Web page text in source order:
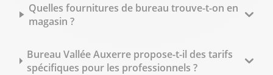
Quelles fournitures de bureau trouve-t-on en
magasin ?
Bureau Vallée Auxerre propose-t-il des tarifs
spécifiques pour les professionnels ?